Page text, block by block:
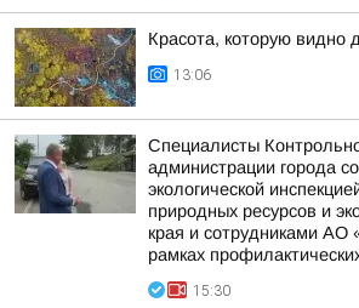
Красота, которую видно
13:06
Специалисты
администрации города
экологической
природных ресурсов и
края и сотрудниками АО
рамках
15:30